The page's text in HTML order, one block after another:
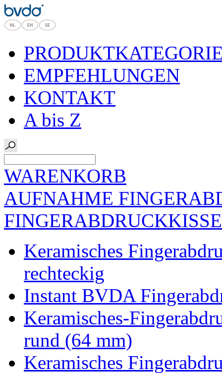
EMPFEHLUNGEN
KONTAKT
A bis Z
WARENKORB
AUFNAHME
Keramisches
rechteckig
Instant BVDA
Keramisches-
rund (64 mm)
Keramisches